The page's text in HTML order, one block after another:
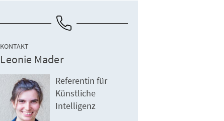
KONTAKT
Leonie Mader
Referentin für
Künstliche
Intelligenz